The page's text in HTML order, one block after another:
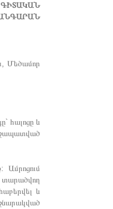
ԳԻՏԱԿԱՆ
Մեծամոր
հալոցը և
և